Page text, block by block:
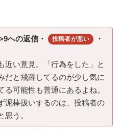
への返信・ 投稿者が悪い
・
近い意見。「行為をした」と
だと飛躍してるのが少し気に
可能性も普通にあるよね。
泥棒扱いするのは、投稿者の
う。